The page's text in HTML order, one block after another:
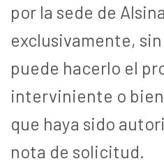
por la sede de Alsina
exclusivamente,
puede hacerlo el
interviniente o
que haya sido
nota de solicitud.